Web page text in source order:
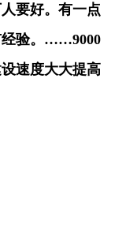
要好。有一点
验。 ……9000
速度大大提高